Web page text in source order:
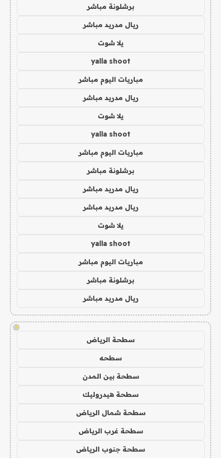
برشلونة مباشر
ريال مدريد مباشر
يلا شوت
yalla shoot
مباريات اليوم مباشر
ريال مدريد مباشر
يلا شوت
yalla shoot
مباريات اليوم مباشر
برشلونة مباشر
ريال مدريد مباشر
ريال مدريد مباشر
يلا شوت
yalla shoot
مباريات اليوم مباشر
برشلونة مباشر
ريال مدريد مباشر
!
سطحة الرياض
سطحه
سطحة بين المدن
سطحة هيدروليك
سطحة شمال الرياض
سطحة غرب الرياض
سطحة جنوب الرياض